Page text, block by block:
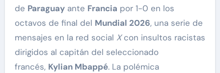
de Paraguayante Francia por 1-0 en los
octavos de final del Mundial 2026, una serie de
mensajes en la red social Xcon insultos racistas
dirigidos al capitán del seleccionado
francés, Kylian Mbappé. La polémica